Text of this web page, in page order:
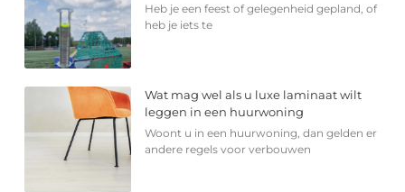
Heb je een feest of gelegenheid gepland, of
heb je iets te
Wat mag wel als u luxe laminaat wilt
leggen in een huurwoning
Woont u in een huurwoning, dan gelden er
andere regels voor verbouwen